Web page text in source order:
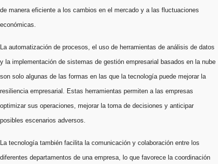
de manera eficiente a los cambios en el mercado y a las fluctuaciones
económicas.
La automatización de procesos, el uso de herramientas de análisis de datos
y la implementación de sistemas de gestión empresarial basados en la nube
son solo algunas de las formas en las que la tecnología puede mejorar la
resiliencia empresarial. Estas herramientas permiten a las empresas
optimizar sus operaciones, mejorar la toma de decisiones y anticipar
posibles escenarios adversos.
La tecnología también facilita la comunicación y colaboración entre los
diferentes departamentos de una empresa, lo que favorece la coordinación